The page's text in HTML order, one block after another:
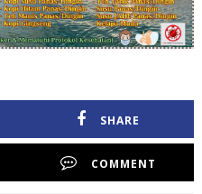
SHARE
COMMENT